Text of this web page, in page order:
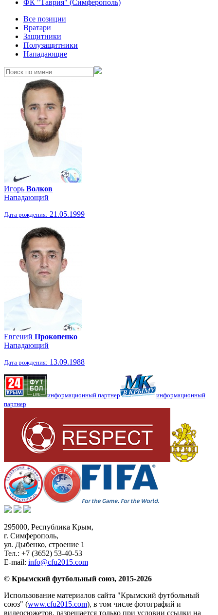
ФК "Таврия" (Симферополь)
Все позиции
Вратари
Защитники
Полузащитники
Нападающие
Игорь Волков
Нападающий
Дата рождения: 21.05.1999
Евгений Прокопенко
Нападающий
Дата рождения: 13.09.1988
информационный партнер
информационный
партнер
295000, Республика Крым,
г. Симферополь,
ул. Дыбенко, строение 1
Тел.: +7 (3652) 53-40-53
E-mail: info@cfu2015.com
© Крымский футбольный союз, 2015-2026
Использование материалов сайта "Крымский футбольный
союз" (www.cfu2015.com), в том числе фотографий и
видеосюжетов, разрешается только при условии ссылки на